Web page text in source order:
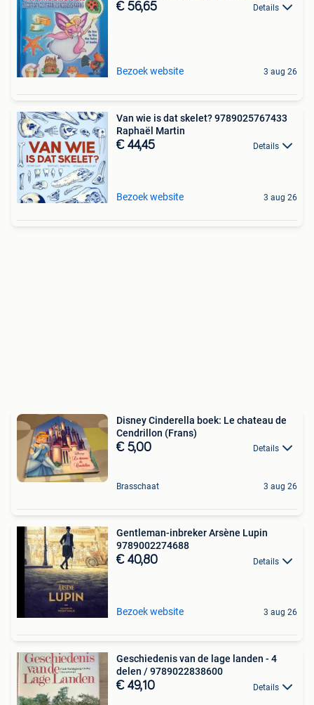
€ 56,65 Details
Bezoek website 3 aug 26
Van wie is dat skelet? 9789025767433
Raphaël Martin
€ 44,45 Details
Bezoek website 3 aug 26
Disney Cinderella boek: Le chateau de
Cendrillon (Frans)
€ 5,00 Details
Brasschaat 3 aug 26
Gentleman-inbreker Arsène Lupin
9789002274688
€ 40,80 Details
Bezoek website 3 aug 26
Geschiedenis van de lage landen - 4
delen / 9789022838600
€ 49,10 Details